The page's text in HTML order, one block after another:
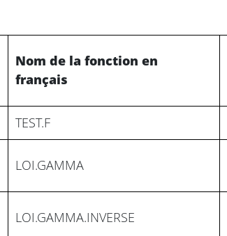
Nom de la fonction en
français
TEST.F
LOI.GAMMA
LOI.GAMMA.INVERSE